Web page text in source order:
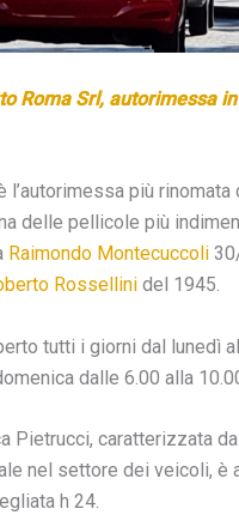
Roma Srl, autorimessa
l’autorimessa più
delle pellicole più
Raimondo Montecuccoli30/
Rossellinidel 1945.
tutti i giorni dal lunedì
dalle 6.00 alla
Pietrucci, caratterizzata
nel settore dei veicoli, è
h 24.